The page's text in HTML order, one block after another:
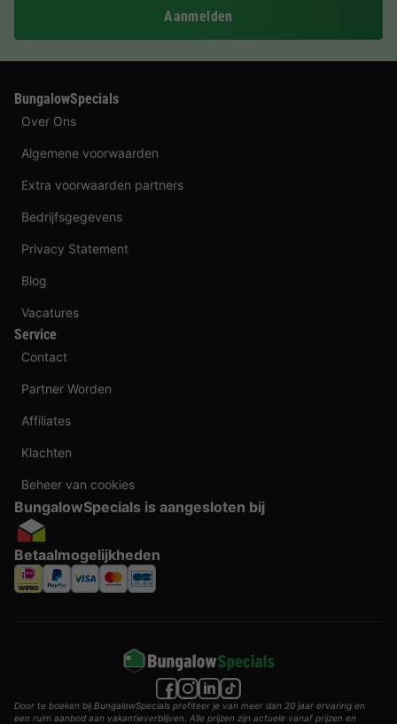
Aanmelden
BungalowSpecials
Over Ons
Algemene voorwaarden
Extra voorwaarden partners
Bedrijfsgegevens
Privacy Statement
Blog
Vacatures
Service
Contact
Partner Worden
Affiliates
Klachten
Beheer van cookies
BungalowSpecials is aangesloten bij
Betaalmogelijkheden
Door te boeken bij BungalowSpecials profiteer je van meer dan 20 jaar ervaring en
een ruim aanbod aan vakantieverblijven. Alle prijzen zijn actuele vanaf prijzen en